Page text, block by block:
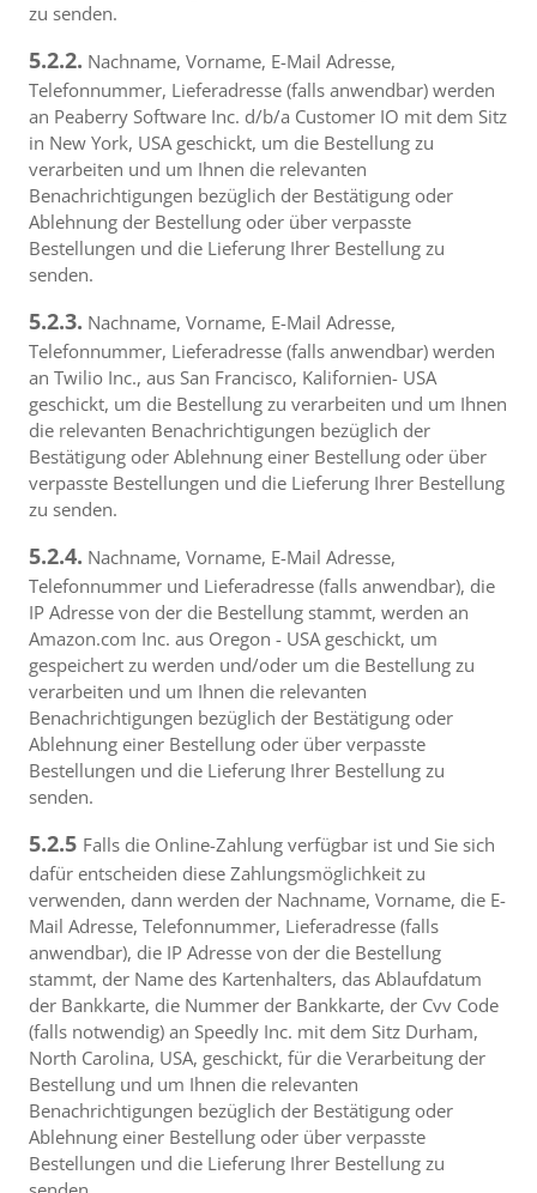
zu senden.
5.2.2. Nachname, Vorname, E-Mail Adresse,
Telefonnummer, Lieferadresse (falls anwendbar) werden
an Peaberry Software Inc. d/b/a Customer IO mit dem Sitz
in New York, USA geschickt, um die Bestellung zu
verarbeiten und um Ihnen die relevanten
Benachrichtigungen bezüglich der Bestätigung oder
Ablehnung der Bestellung oder über verpasste
Bestellungen und die Lieferung Ihrer Bestellung zu
senden.
5.2.3. Nachname, Vorname, E-Mail Adresse,
Telefonnummer, Lieferadresse (falls anwendbar) werden
an Twilio Inc., aus San Francisco, Kalifornien- USA
geschickt, um die Bestellung zu verarbeiten und um Ihnen
die relevanten Benachrichtigungen bezüglich der
Bestätigung oder Ablehnung einer Bestellung oder über
verpasste Bestellungen und die Lieferung Ihrer Bestellung
zu senden.
5.2.4. Nachname, Vorname, E-Mail Adresse,
Telefonnummer und Lieferadresse (falls anwendbar), die
IP Adresse von der die Bestellung stammt, werden an
Amazon.com Inc. aus Oregon - USA geschickt, um
gespeichert zu werden und/oder um die Bestellung zu
verarbeiten und um Ihnen die relevanten
Benachrichtigungen bezüglich der Bestätigung oder
Ablehnung einer Bestellung oder über verpasste
Bestellungen und die Lieferung Ihrer Bestellung zu
senden.
5.2.5 Falls die Online-Zahlung verfügbar ist und Sie sich
dafür entscheiden diese Zahlungsmöglichkeit zu
verwenden, dann werden der Nachname, Vorname, die E-
Mail Adresse, Telefonnummer, Lieferadresse (falls
anwendbar), die IP Adresse von der die Bestellung
stammt, der Name des Kartenhalters, das Ablaufdatum
der Bankkarte, die Nummer der Bankkarte, der Cvv Code
(falls notwendig) an Speedly Inc. mit dem Sitz Durham,
North Carolina, USA, geschickt, für die Verarbeitung der
Bestellung und um Ihnen die relevanten
Benachrichtigungen bezüglich der Bestätigung oder
Ablehnung einer Bestellung oder über verpasste
Bestellungen und die Lieferung Ihrer Bestellung zu